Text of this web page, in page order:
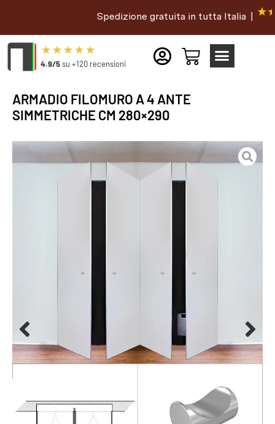
Spedizione gratuita in tutta Italia |
4.9/5su +120 recensioni
ARMADIO FILOMURO A 4 ANTE
SIMMETRICHE CM 280×290